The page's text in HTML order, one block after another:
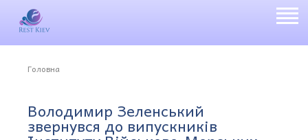
Головна
Володимир Зеленський
звернувся до випускників